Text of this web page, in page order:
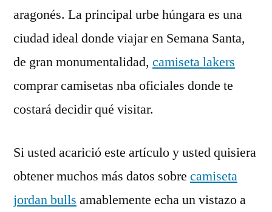
aragonés. La principal urbe húngara es una
ciudad ideal donde viajar en Semana Santa,
de gran monumentalidad, camiseta lakers
comprar camisetas nba oficiales donde te
costará decidir qué visitar.
Si usted acarició este artículo y usted quisiera
obtener muchos más datos sobre camiseta
jordan bulls amablemente echa un vistazo a